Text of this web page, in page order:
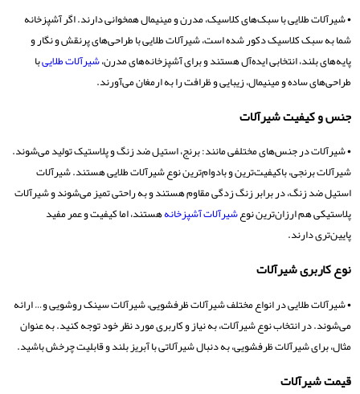
• شیرآلات طلایی با سبک‌های کلاسیک، مدرن و مینیمال همخوانی دارند. اگر آشپزخانه
شما به سبک کلاسیک دکور شده است، شیرآلات طلایی با طراحی‌های پرنقش و نگار و
پایه‌های بلند، انتخابی ایده‌آل هستند و برای آشپزخانه‌های مدرن،شیرآلات طلاییبا
طراحی‌های ساده و مینیمال، زیبایی و ظرافت را به ارمغان می‌آورند.
جنس و کیفیت شیرآلات
• شیرآلات در جنس‌های مختلفی مانند: برنج، استیل ضد زنگ و پلاستیک تولید می‌شوند.
شیرآلات برنجی، باکیفیت‌ترین و بادوام‌ترین نوع شیرآلات طلایی هستند. شیرآلات
استیل ضد زنگ، در برابر زنگ زدگی مقاوم هستند و به راحتی تمیز می‌شوند و شیرآلات
پلاستیکی هم ارزان‌ترین نوعشیرآلات آشپزخانههستند، اما کیفیت و عمر مفید
پایین‌تری دارند.
نوع کاربری شیرآلات
• شیرآلات طلایی در انواع مختلف شیرآلات ظرفشویی، شیرآلات سینک روشویی و… ارائه
می‌شوند. در انتخاب نوع شیرآلات، به نیاز و کاربری مورد نظر خود توجه کنید. به عنوان
مثال، برای شیرآلات ظرفشویی، به دنبال شیرآلاتی با آبریز بلند و قابلیت چرخش باشید.
قیمت شیرآلات